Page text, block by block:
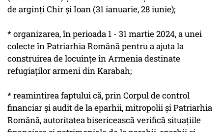
de arginţi Chir şi Ioan (31 ianuarie, 28 iunie);
* organizarea, în perioada 1 - 31 martie 2024, a unei
colecte în Patriarhia Română pentru a ajuta la
construirea de locuinţe în Armenia destinate
refugiaţilor armeni din Karabah;
* reamintirea faptului că, prin Corpul de control
financiar şi audit de la eparhii, mitropolii şi Patriarhia
Română, autoritatea bisericească verifică situaţiile